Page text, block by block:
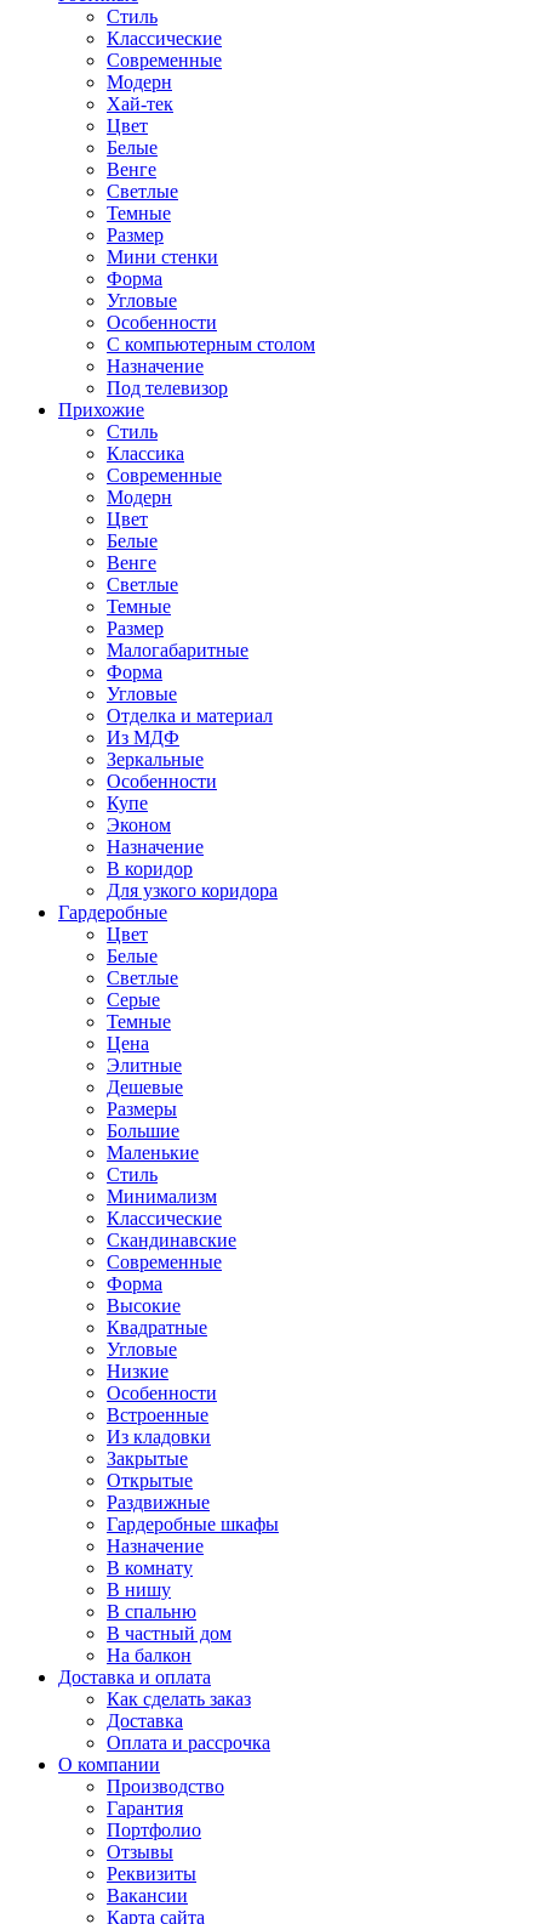
Стиль
Классические
Современные
Модерн
Хай-тек
Цвет
Белые
Венге
Светлые
Темные
Размер
Мини стенки
Форма
Угловые
Особенности
С компьютерным столом
Назначение
Под телевизор
Прихожие
Стиль
Классика
Современные
Модерн
Цвет
Белые
Венге
Светлые
Темные
Размер
Малогабаритные
Форма
Угловые
Отделка и материал
Из МДФ
Зеркальные
Особенности
Купе
Эконом
Назначение
В коридор
Для узкого коридора
Гардеробные
Цвет
Белые
Светлые
Серые
Темные
Цена
Элитные
Дешевые
Размеры
Большие
Маленькие
Стиль
Минимализм
Классические
Скандинавские
Современные
Форма
Высокие
Квадратные
Угловые
Низкие
Особенности
Встроенные
Из кладовки
Закрытые
Открытые
Раздвижные
Гардеробные шкафы
Назначение
В комнату
В нишу
В спальню
В частный дом
На балкон
Доставка и оплата
Как сделать заказ
Доставка
Оплата и рассрочка
О компании
Производство
Гарантия
Портфолио
Отзывы
Реквизиты
Вакансии
Карта сайта